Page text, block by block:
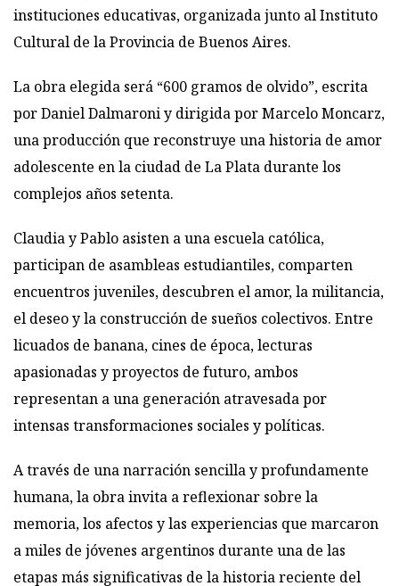
instituciones educativas, organizada junto al Instituto
Cultural de la Provincia de Buenos Aires.
La obra elegida será “600 gramos de olvido”, escrita
por Daniel Dalmaroni y dirigida por Marcelo Moncarz,
una producción que reconstruye una historia de amor
adolescente en la ciudad de La Plata durante los
complejos años setenta.
Claudia y Pablo asisten a una escuela católica,
participan de asambleas estudiantiles, comparten
encuentros juveniles, descubren el amor, la militancia,
el deseo y la construcción de sueños colectivos. Entre
licuados de banana, cines de época, lecturas
apasionadas y proyectos de futuro, ambos
representan a una generación atravesada por
intensas transformaciones sociales y políticas.
A través de una narración sencilla y profundamente
humana, la obra invita a reflexionar sobre la
memoria, los afectos y las experiencias que marcaron
a miles de jóvenes argentinos durante una de las
etapas más significativas de la historia reciente del